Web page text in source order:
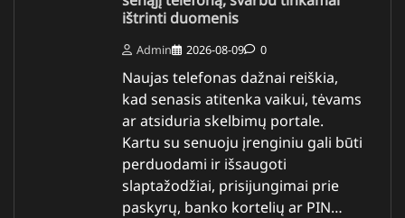
ištrinti duomenis
Admin 2026-08-09 0
Naujas telefonas dažnai reiškia,
kad senasis atitenka vaikui, tėvams
ar atsiduria skelbimų portale.
Kartu su senuoju įrenginiu gali būti
perduodami ir išsaugoti
slaptažodžiai, prisijungimai prie
paskyrų, banko kortelių ar PIN…